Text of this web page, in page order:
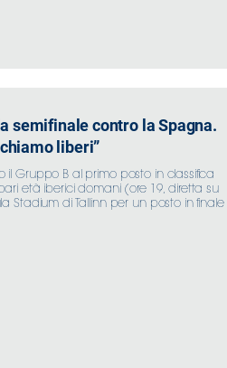
semifinale contro la Spagna.
liberi”
il Gruppo B al primo posto in classifica
età iberici domani (ore 19, diretta su
Stadium di Tallinn per un posto in finale